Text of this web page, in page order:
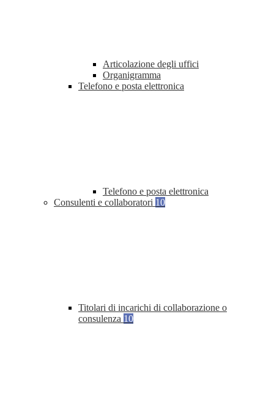
Articolazione degli uffici
Organigramma
Telefono e posta elettronica
Telefono e posta elettronica
Consulenti e collaboratori 10
Titolari di incarichi di collaborazione o
consulenza 10